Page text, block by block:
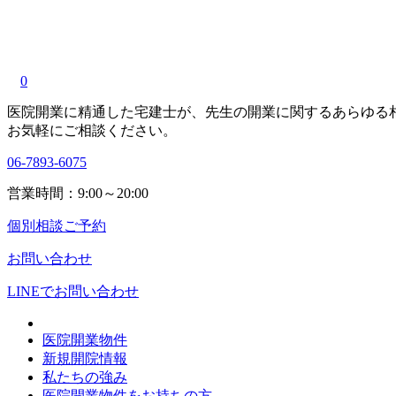
0
医院開業に精通した宅建士が、 先生の開業に関するあらゆる
お気軽にご相談ください。
06-7893-6075
営業時間：9:00～20:00
個別相談ご予約
お問い合わせ
LINEでお問い合わせ
医院開業物件
新規開院情報
私たちの強み